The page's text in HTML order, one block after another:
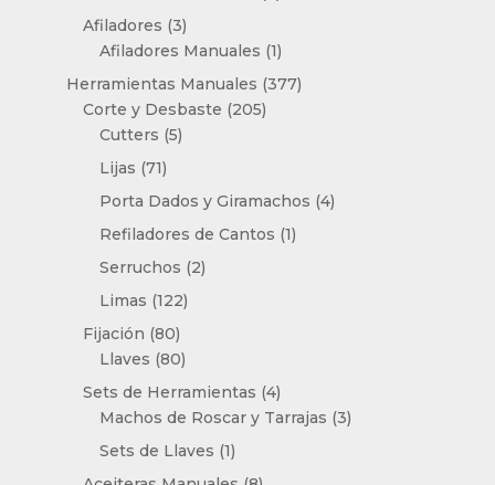
Afiladores 33
productos
Afiladores Manuales 11
producto
Herramientas Manuales 377377
Corte y Desbaste 205205
Cutters 55
Lijas 7171
productos
Porta Dados y Giramachos 44
Refiladores de Cantos 11
Serruchos 22
Limas 122122
Fijación 8080
productos
Llaves 8080
productos
Sets de Herramientas 44
productos
Machos de Roscar y Tarrajas 33
Sets de Llaves 11
producto